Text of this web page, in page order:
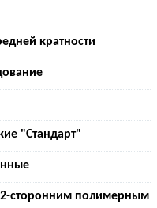
кратности
"Стандарт"
2-сторонним полимерным